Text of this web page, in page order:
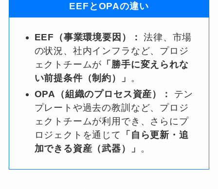
EEFとOPAの違い
EEF（事業環境要因）：
法律、市場
の状況、社内インフラなど、プロジ
ェクトチームが 「勝手に変えられな
い前提条件（制約）」
。
OPA（組織のプロセス資産）：
テン
プレートや過去の教訓など、プロジ
ェクトチームが利用でき、さらにプ
ロジェクトを通じて
「自ら更新・追
加できる資産（武器）」
。